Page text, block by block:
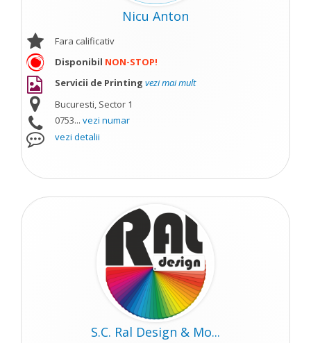
Nicu Anton
Fara calificativ
Disponibil NON-STOP!
Servicii de Printing vezi mai mult
Bucuresti, Sector 1
0753... vezi numar
vezi detalii
S.C. Ral Design & Mo...